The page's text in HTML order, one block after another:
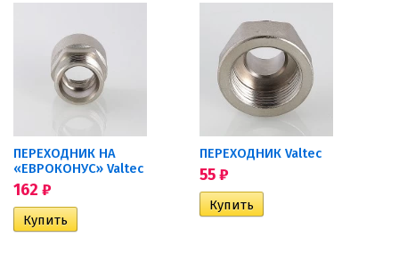
ПЕРЕХОДНИК НА
«ЕВРОКОНУС» Valtec
162 ₽
ПЕРЕХОДНИК Valtec
55₽